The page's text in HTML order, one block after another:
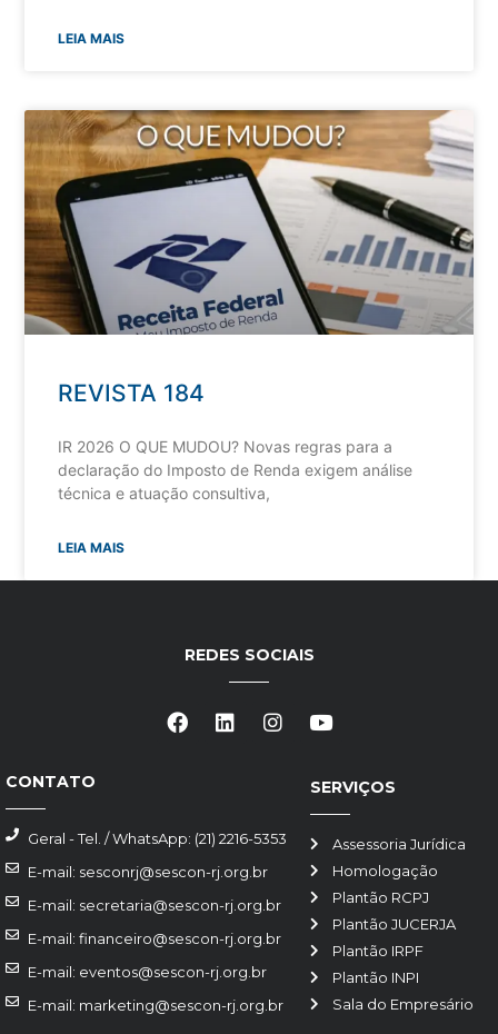
LEIA MAIS
REVISTA 184
IR 2026 O QUE MUDOU? Novas regras para a
declaração do Imposto de Renda exigem análise
técnica e atuação consultiva,
LEIA MAIS
SERVIÇOS
Assessoria Jurídica
Homologação
Plantão RCPJ
Plantão JUCERJA
Plantão IRPF
Plantão INPI
Sala do Empresário
CONTATO
Geral - Tel. / WhatsApp: (21) 2216-5353
E-mail: sesconrj@sescon-rj.org.br
E-mail: secretaria@sescon-rj.org.br
E-mail: financeiro@sescon-rj.org.br
E-mail: eventos@sescon-rj.org.br
E-mail: marketing@sescon-rj.org.br
REDES SOCIAIS